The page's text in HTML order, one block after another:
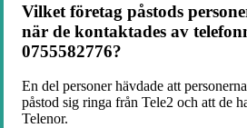
Vilket företag påstods
när de kontaktades av
0755582776?
En del personer hävdade att
påstod sig ringa från Tele2 och att de
Telenor.